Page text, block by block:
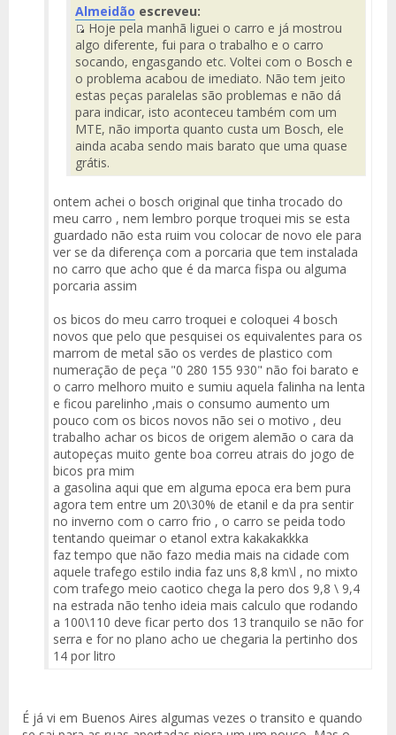
del
Mensaje
Almeidão escreveu:
Fuente
del
Mensaje
Hoje pela manhã liguei o carro e já mostrou
algo diferente, fui para o trabalho e o carro
socando, engasgando etc. Voltei com o Bosch e
o problema acabou de imediato. Não tem jeito
estas peças paralelas são problemas e não dá
para indicar, isto aconteceu também com um
MTE, não importa quanto custa um Bosch, ele
ainda acaba sendo mais barato que uma quase
grátis.
ontem achei o bosch original que tinha trocado do
meu carro , nem lembro porque troquei mis se esta
guardado não esta ruim vou colocar de novo ele para
ver se da diferença com a porcaria que tem instalada
no carro que acho que é da marca fispa ou alguma
porcaria assim
os bicos do meu carro troquei e coloquei 4 bosch
novos que pelo que pesquisei os equivalentes para os
marrom de metal são os verdes de plastico com
numeração de peça "0 280 155 930" não foi barato e
o carro melhoro muito e sumiu aquela falinha na lenta
e ficou parelinho ,mais o consumo aumento um
pouco com os bicos novos não sei o motivo , deu
trabalho achar os bicos de origem alemão o cara da
autopeças muito gente boa correu atrais do jogo de
bicos pra mim
a gasolina aqui que em alguma epoca era bem pura
agora tem entre um 20\30% de etanil e da pra sentir
no inverno com o carro frio , o carro se peida todo
tentando queimar o etanol extra kakakakkka
faz tempo que não fazo media mais na cidade com
aquele trafego estilo india faz uns 8,8 km\l , no mixto
com trafego meio caotico chega la pero dos 9,8 \ 9,4
na estrada não tenho ideia mais calculo que rodando
a 100\110 deve ficar perto dos 13 tranquilo se não for
serra e for no plano acho ue chegaria la pertinho dos
14 por litro
É já vi em Buenos Aires algumas vezes o transito e quando